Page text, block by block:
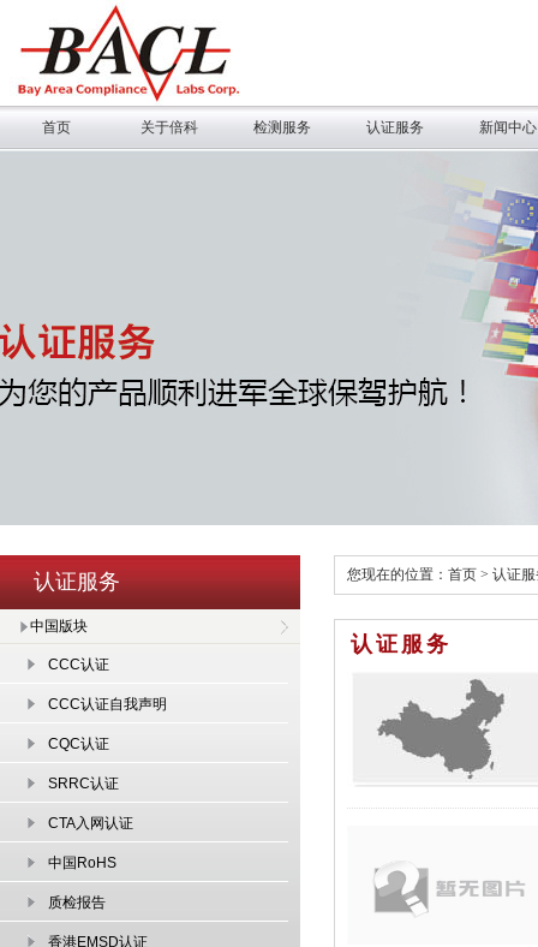
首页 关于倍科 检测服务 认证服务 新闻中心
认证服务
中国版块
CCC认证
CCC认证自我声明
CQC认证
SRRC认证
CTA入网认证
中国RoHS
质检报告
香港EMSD认证
您现在的位置： 首页 > 认证
认证服务